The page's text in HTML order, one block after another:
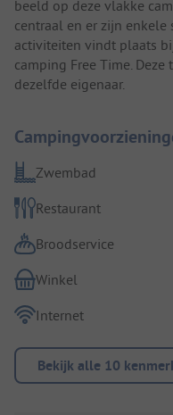
beeld op deze vlakke
centraal en er zijn
activiteiten vindt plaats
camping Free Time.
dezelfde eigenaar.
Zwembad
Restaurant
Broodservice
Winkel
Internet
Bekijk alle 10